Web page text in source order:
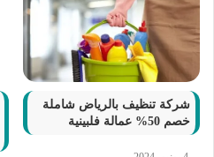
شركة تنظيف بالرياض شاملة
خصم 50% عمالة فلبينية